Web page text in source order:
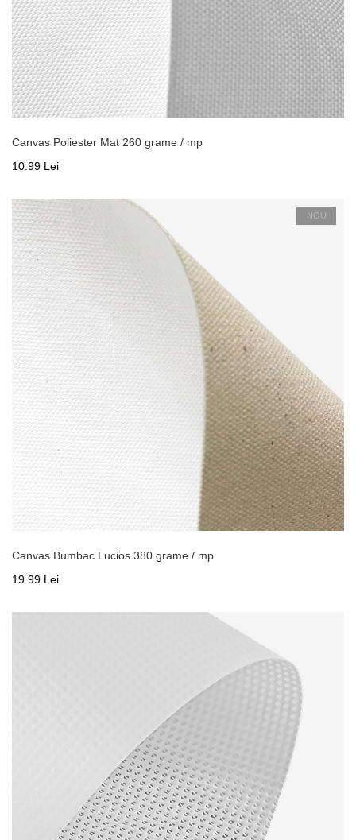
Canvas Poliester Mat 260 grame / mp
10.99 Lei
NOU
Canvas Bumbac Lucios 380 grame / mp
19.99 Lei